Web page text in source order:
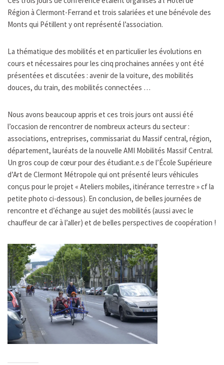
Région à Clermont-Ferrand et trois salariées et une bénévole des
Monts qui Pétillent y ont représenté l’association.
La thématique des mobilités et en particulier les évolutions en
cours et nécessaires pour les cinq prochaines années y ont été
présentées et discutées : avenir de la voiture, des mobilités
douces, du train, des mobilités connectées …
Nous avons beaucoup appris et ces trois jours ont aussi été
l’occasion de rencontrer de nombreux acteurs du secteur :
associations, entreprises, commissariat du Massif central, région,
département, lauréats de la nouvelle AMI Mobilités Massif Central.
Un gros coup de cœur pour des étudiant.e.s de l’École Supérieure
d’Art de Clermont Métropole qui ont présenté leurs véhicules
conçus pour le projet « Ateliers mobiles, itinérance terrestre » cf la
petite photo ci-dessous). En conclusion, de belles journées de
rencontre et d’échange au sujet des mobilités (aussi avec le
chauffeur de car à l’aller) et de belles perspectives de coopération !